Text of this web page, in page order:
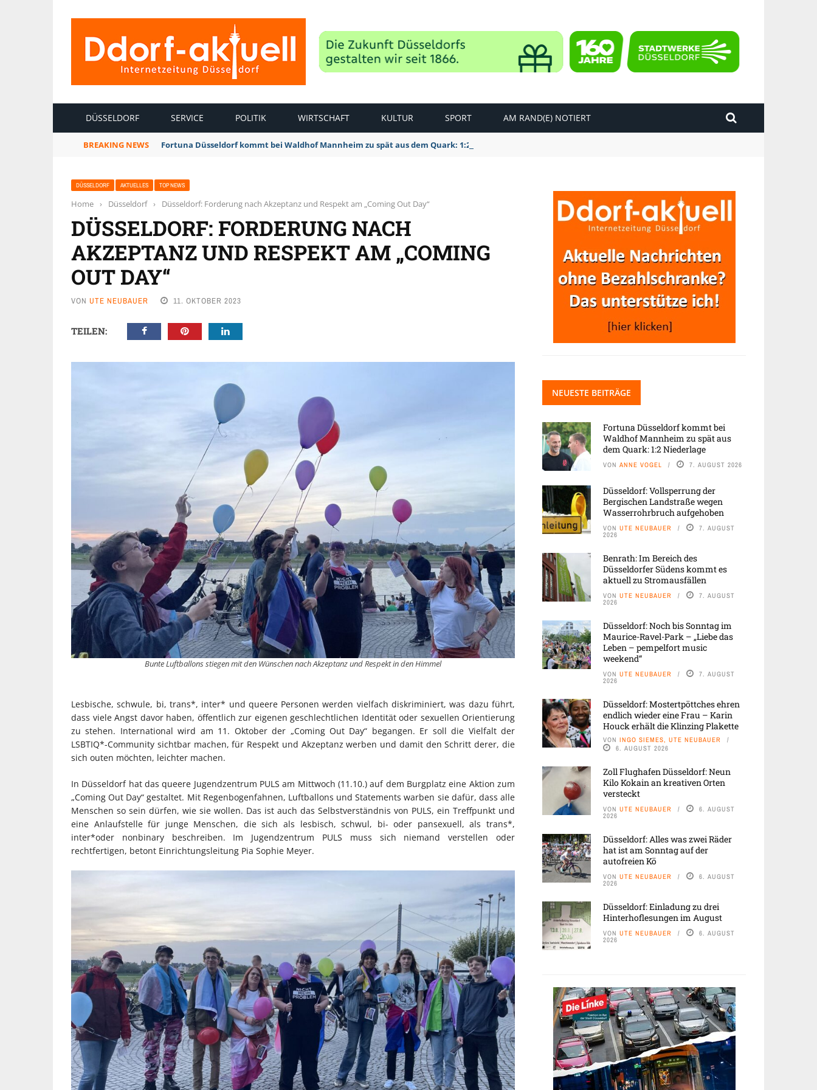
DÜSSELDORF SERVICE POLITIK WIRTSCHAFT KULTUR SPORT AM RAND(E) NOTIERT
BREAKING NEWS Fortuna Düsseldorf kommt bei Waldhof Mannheim zu spät aus dem Quark: 1:2 Niederlage
DÜSSELDORF AKTUELLES TOP NEWS
Home › Düsseldorf › Düsseldorf: Forderung nach Akzeptanz und Respekt am „Coming Out Day“
DÜSSELDORF: FORDERUNG NACH
AKZEPTANZ UND RESPEKT AM „COMING
OUT DAY“
VON UTE NEUBAUER 11. OKTOBER 2023
TEILEN:
Bunte Luftballons stiegen mit den Wünschen nach Akzeptanz und Respekt in den Himmel
Lesbische, schwule, bi, trans*, inter* und queere Personen werden vielfach diskriminiert, was dazu führt,
dass viele Angst davor haben, öffentlich zur eigenen geschlechtlichen Identität oder sexuellen Orientierung
zu stehen. International wird am 11. Oktober der „Coming Out Day“ begangen. Er soll die Vielfalt der
LSBTIQ*-Community sichtbar machen, für Respekt und Akzeptanz werben und damit den Schritt derer, die
sich outen möchten, leichter machen.
In Düsseldorf hat das queere Jugendzentrum PULS am Mittwoch (11.10.) auf dem Burgplatz eine Aktion zum
„Coming Out Day“ gestaltet. Mit Regenbogenfahnen, Luftballons und Statements warben sie dafür, dass alle
Menschen so sein dürfen, wie sie wollen. Das ist auch das Selbstverständnis von PULS, ein Treffpunkt und
eine Anlaufstelle für junge Menschen, die sich als lesbisch, schwul, bi- oder pansexuell, als trans*,
inter*oder nonbinary beschreiben. Im Jugendzentrum PULS muss sich niemand verstellen oder
rechtfertigen, betont Einrichtungsleitung Pia Sophie Meyer.
NEUESTE BEITRÄGE
Fortuna Düsseldorf kommt bei
Waldhof Mannheim zu spät aus
dem Quark: 1:2 Niederlage
VON ANNE VOGEL 7. AUGUST 2026
Düsseldorf: Vollsperrung der
Bergischen Landstraße wegen
Wasserrohrbruch aufgehoben
VON UTE NEUBAUER 7. AUGUST
2026
Benrath: Im Bereich des
Düsseldorfer Südens kommt es
aktuell zu Stromausfällen
VON UTE NEUBAUER 7. AUGUST
2026
Düsseldorf: Noch bis Sonntag im
Maurice-Ravel-Park – „Liebe das
Leben – pempelfort music
weekend“
VON UTE NEUBAUER 7. AUGUST
2026
Düsseldorf: Mostertpöttches ehren
endlich wieder eine Frau – Karin
Houck erhält die Klinzing Plakette
VON INGO SIEMES, UTE NEUBAUER
6. AUGUST 2026
Zoll Flughafen Düsseldorf: Neun
Kilo Kokain an kreativen Orten
versteckt
VON UTE NEUBAUER 6. AUGUST
2026
Düsseldorf: Alles was zwei Räder
hat ist am Sonntag auf der
autofreien Kö
VON UTE NEUBAUER 6. AUGUST
2026
Düsseldorf: Einladung zu drei
Hinterhoflesungen im August
VON UTE NEUBAUER 6. AUGUST
2026